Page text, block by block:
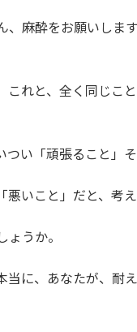
麻酔をお願いしま
れと、全く同じこ
い「頑張ること」
いこと」だと、考え
うか。
に、あなたが、耐